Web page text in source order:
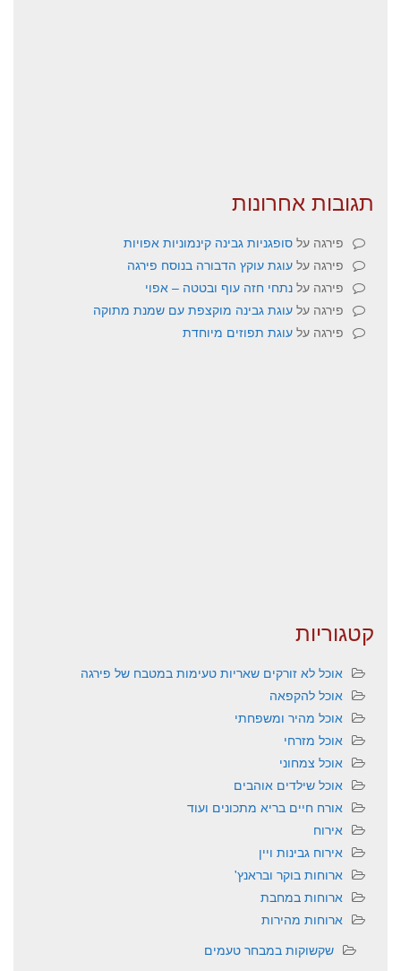
תגובות אחרונות
פירגה על סופגניות גבינה קינמוניות אפויות
פירגה על עוגת עוקץ הדבורה בנוסח פירגה
פירגה על נתחי חזה עוף ובטטה – אפוי
פירגה על עוגת גבינה מוקצפת עם שמנת מתוקה
פירגה על עוגת תפוזים מיוחדת
קטגוריות
אוכל לא זורקים שאריות טעימות במטבח של פירגה
אוכל להקפאה
אוכל מהיר ומשפחתי
אוכל מזרחי
אוכל צמחוני
אוכל שילדים אוהבים
אורח חיים בריא מתכונים ועוד
אירוח
אירוח גבינות ויין
ארוחות בוקר ובראנץ'
ארוחות במחבת
ארוחות מהירות
שקשוקות במבחר טעמים